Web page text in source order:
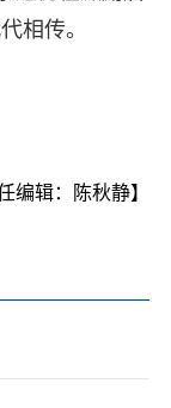
相传。
编辑：陈秋静】